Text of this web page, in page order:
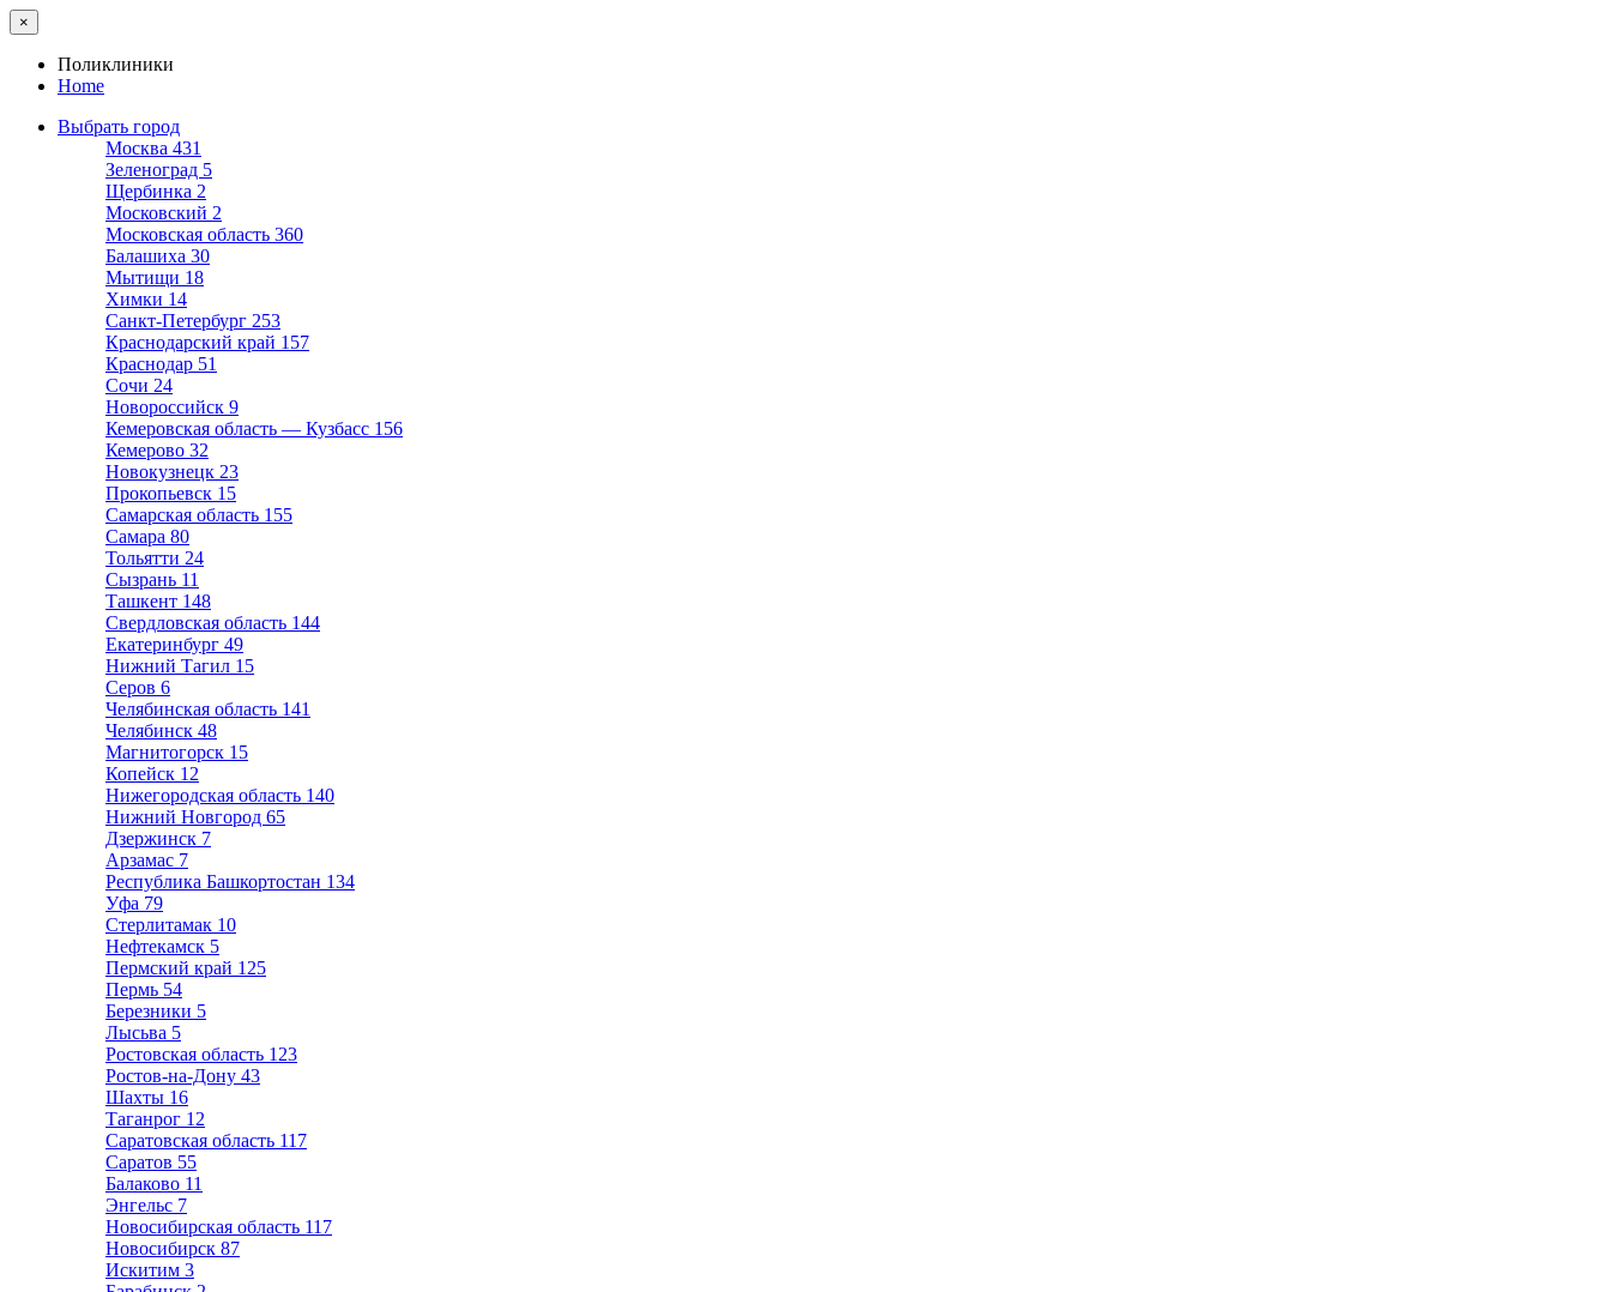
×
Поликлиники
Home
Выбрать город
Москва 431
Зеленоград 5
Щербинка 2
Московский 2
Московская область 360
Балашиха 30
Мытищи 18
Химки 14
Санкт-Петербург 253
Краснодарский край 157
Краснодар 51
Сочи 24
Новороссийск 9
Кемеровская область — Кузбасс 156
Кемерово 32
Новокузнецк 23
Прокопьевск 15
Самарская область 155
Самара 80
Тольятти 24
Сызрань 11
Ташкент 148
Свердловская область 144
Екатеринбург 49
Нижний Тагил 15
Серов 6
Челябинская область 141
Челябинск 48
Магнитогорск 15
Копейск 12
Нижегородская область 140
Нижний Новгород 65
Дзержинск 7
Арзамас 7
Республика Башкортостан 134
Уфа 79
Стерлитамак 10
Нефтекамск 5
Пермский край 125
Пермь 54
Березники 5
Лысьва 5
Ростовская область 123
Ростов-на-Дону 43
Шахты 16
Таганрог 12
Саратовская область 117
Саратов 55
Балаково 11
Энгельс 7
Новосибирская область 117
Новосибирск 87
Искитим 3